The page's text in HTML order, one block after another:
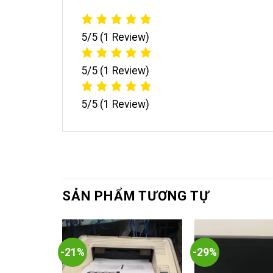
5/5 (1 Review)
5/5 (1 Review)
5/5 (1 Review)
SẢN PHẨM TƯƠNG TỰ
-21% -29%